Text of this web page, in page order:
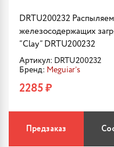
DRTU200232
железосодержащих
“Clay” DRTU200232
Артикул: DRTU200232
Бренд: Meguiar’s
2285 ₽
Предзаказ